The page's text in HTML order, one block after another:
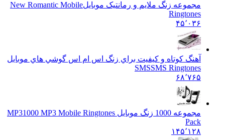
مجموعه زنگ ملایم و رمانتیک موبایلNew Romantic Mobile
Ringtones
۴۵٬۰۳۶
آهنگ کوتاه و کيفيت براي زنگ اس ام اس گوشي هاي موبايل
SMSSMS Ringtones
۶۸٬۷۶۵
مجموعه 1000 زنگ موبایل MP3
1000 MP3 Mobile Ringtones
Pack
۱۴۵٬۱۲۸